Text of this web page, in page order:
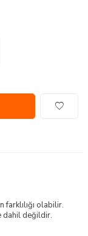
olabilir.
dahil değildir.